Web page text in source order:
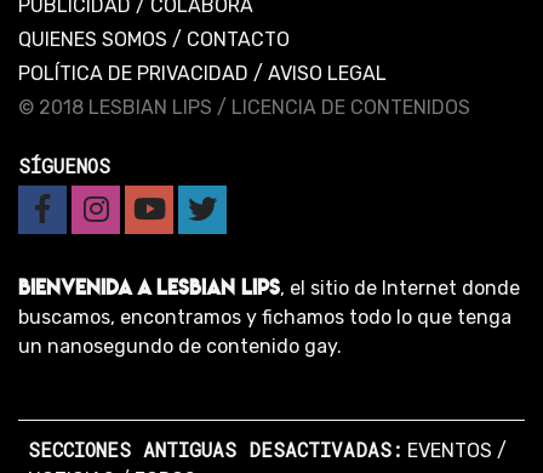
PUBLICIDAD / COLABORA
QUIENES SOMOS / CONTACTO
POLÍTICA DE PRIVACIDAD / AVISO LEGAL
© 2018 LESBIAN LIPS / LICENCIA DE CONTENIDOS
SÍGUENOS
BIENVENIDA A LESBIAN LIPS, el sitio de Internet donde
buscamos, encontramos y fichamos todo lo que tenga
un nanosegundo de contenido gay.
SECCIONES ANTIGUAS DESACTIVADAS: EVENTOS /